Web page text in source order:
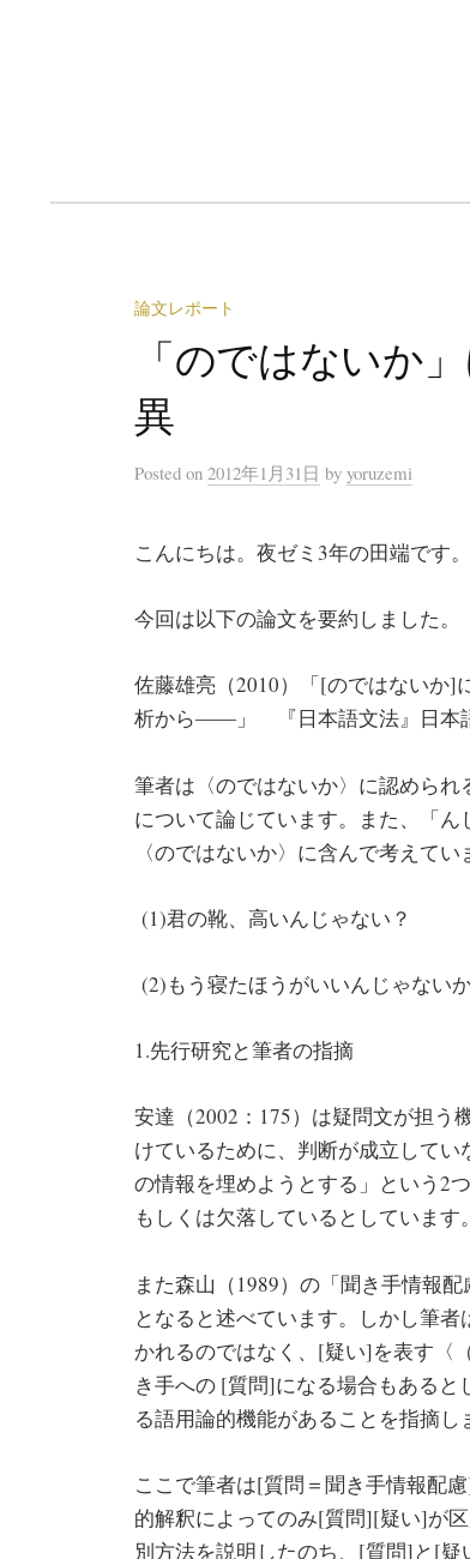
論文レポート
「のではないか
異
Posted on 2012年1月31日 by yoruzemi
こんにちは。夜ゼミ3年の田端です
今回は以下の論文を要約しました。
佐藤雄亮（2010）「[のではない
析から――」 『日本語文法』日本
筆者は〈のではないか〉に認めら
について論じています。また、「
〈のではないか〉に含んで考えてい
(1)君の靴、高いんじゃない？
(2)もう寝たほうがいいんじゃない
1.先行研究と筆者の指摘
安達（2002：175）は疑問文が担う
けているために、判断が成立して
の情報を埋めようとする」という2
もしくは欠落しているとしています。
また森山（1989）の「聞き手情報
となると述べています。しかし筆
かれるのではなく、[疑い]を表す〈
き手への [質問]になる場合もある
る語用論的機能があることを指摘し
ここで筆者は[質問＝聞き手情報配
的解釈によってのみ[質問][疑い]が
別方法を説明したのち、[質問]と[